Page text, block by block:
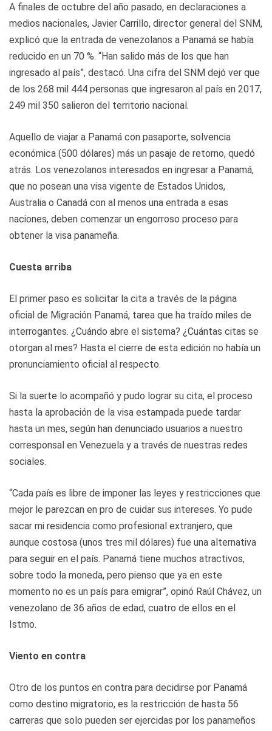
A finales de octubre del año pasado, en declaraciones a
medios nacionales, Javier Carrillo, director general del SNM,
explicó que la entrada de venezolanos a Panamá se había
reducido en un 70 %. “Han salido más de los que han
ingresado al país”, destacó. Una cifra del SNM dejó ver que
de los 268 mil 444 personas que ingresaron al país en 2017,
249 mil 350 salieron del territorio nacional.
Aquello de viajar a Panamá con pasaporte, solvencia
económica (500 dólares) más un pasaje de retorno, quedó
atrás. Los venezolanos interesados en ingresar a Panamá,
que no posean una visa vigente de Estados Unidos,
Australia o Canadá con al menos una entrada a esas
naciones, deben comenzar un engorroso proceso para
obtener la visa panameña.
Cuesta arriba
El primer paso es solicitar la cita a través de la página
oficial de Migración Panamá, tarea que ha traído miles de
interrogantes. ¿Cuándo abre el sistema? ¿Cuántas citas se
otorgan al mes? Hasta el cierre de esta edición no había un
pronunciamiento oficial al respecto.
Si la suerte lo acompañó y pudo lograr su cita, el proceso
hasta la aprobación de la visa estampada puede tardar
hasta un mes, según han denunciado usuarios a nuestro
corresponsal en Venezuela y a través de nuestras redes
sociales.
“Cada país es libre de imponer las leyes y restricciones que
mejor le parezcan en pro de cuidar sus intereses. Yo pude
sacar mi residencia como profesional extranjero, que
aunque costosa (unos tres mil dólares) fue una alternativa
para seguir en el país. Panamá tiene muchos atractivos,
sobre todo la moneda, pero pienso que ya en este
momento no es un país para emigrar”, opinó Raúl Chávez, un
venezolano de 36 años de edad, cuatro de ellos en el
Istmo.
Viento en contra
Otro de los puntos en contra para decidirse por Panamá
como destino migratorio, es la restricción de hasta 56
carreras que solo pueden ser ejercidas por los panameños